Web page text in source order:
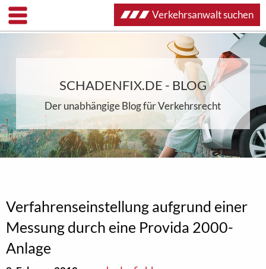
SCHADENFIX.DE - BLOG
Der unabhängige Blog für Verkehrsrecht
Verfahrenseinstellung aufgrund einer
Messung durch eine Provida 2000-
Anlage
Verkehrsanwalt suchen